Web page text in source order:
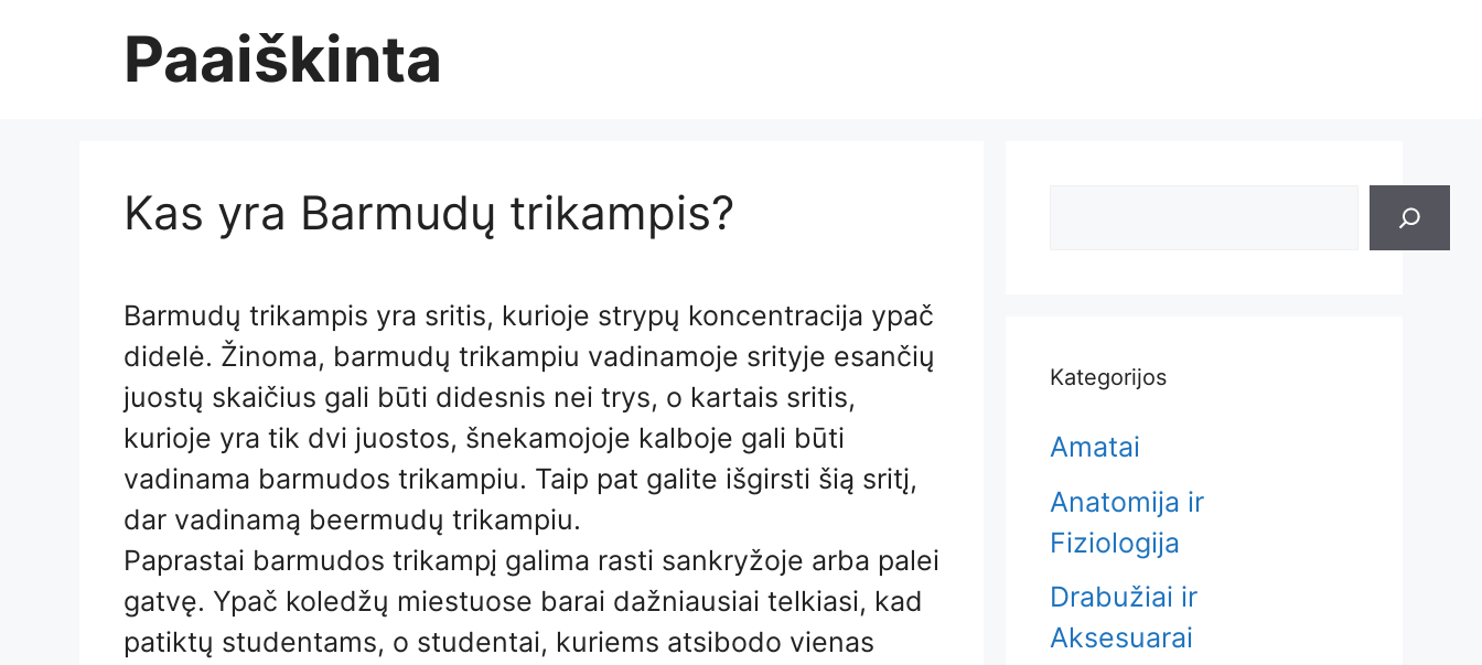
Paaiškinta
Kas yra Barmudų trikampis?
Barmudų trikampis yra sritis, kurioje strypų koncentracija ypač
didelė. Žinoma, barmudų trikampiu vadinamoje srityje esančių
juostų skaičius gali būti didesnis nei trys, o kartais sritis,
kurioje yra tik dvi juostos, šnekamojoje kalboje gali būti
vadinama barmudos trikampiu. Taip pat galite išgirsti šią sritį,
dar vadinamą beermudų trikampiu.
Paprastai barmudos trikampį galima rasti sankryžoje arba palei
gatvę. Ypač koledžų miestuose barai dažniausiai telkiasi, kad
patiktų studentams, o studentai, kuriems atsibodo vienas
Kategorijos
Amatai
Anatomija ir
Fiziologija
Drabužiai ir
Aksesuarai